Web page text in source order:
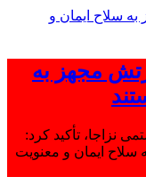
مجهز به
تیپ ۲۸۴ شهید رستمی نزاجا، تأکید کرد:
سلاح ایمان و معنویت